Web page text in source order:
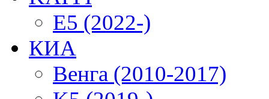
E5 (2022-)
КИА
Венга (2010-2017)